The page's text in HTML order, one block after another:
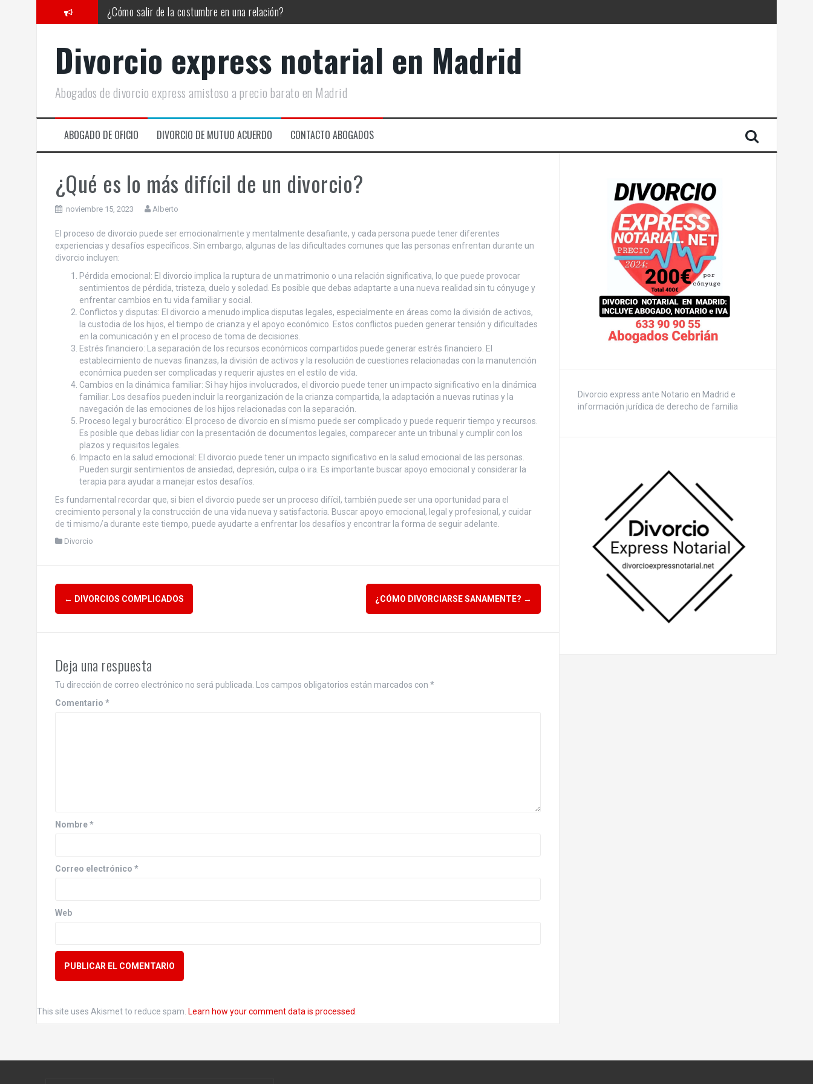
¿Cómo salir de la costumbre en una relación?
Cómo saber si no le atraes sexualmente a tu pareja
¿Cómo saber si tu pareja se está aprovechando de ti?
Mi pareja no está en los malos momentos
Divorcio express notarial en Madrid
Abogados de divorcio express amistoso a precio barato en Madrid
ABOGADO DE OFICIO DIVORCIO DE MUTUO ACUERDO CONTACTO ABOGADOS
¿Qué es lo más difícil de un divorcio?
noviembre 15, 2023 Alberto
El proceso de divorcio puede ser emocionalmente y mentalmente desafiante, y cada persona puede tener diferentes
experiencias y desafíos específicos. Sin embargo, algunas de las dificultades comunes que las personas enfrentan durante un
divorcio incluyen:
Pérdida emocional: El divorcio implica la ruptura de un matrimonio o una relación significativa, lo que puede provocar
sentimientos de pérdida, tristeza, duelo y soledad. Es posible que debas adaptarte a una nueva realidad sin tu cónyuge y
enfrentar cambios en tu vida familiar y social.
Conflictos y disputas: El divorcio a menudo implica disputas legales, especialmente en áreas como la división de activos,
la custodia de los hijos, el tiempo de crianza y el apoyo económico. Estos conflictos pueden generar tensión y dificultades
en la comunicación y en el proceso de toma de decisiones.
Estrés financiero: La separación de los recursos económicos compartidos puede generar estrés financiero. El
establecimiento de nuevas finanzas, la división de activos y la resolución de cuestiones relacionadas con la manutención
económica pueden ser complicadas y requerir ajustes en el estilo de vida.
Cambios en la dinámica familiar: Si hay hijos involucrados, el divorcio puede tener un impacto significativo en la dinámica
familiar. Los desafíos pueden incluir la reorganización de la crianza compartida, la adaptación a nuevas rutinas y la
navegación de las emociones de los hijos relacionadas con la separación.
Proceso legal y burocrático: El proceso de divorcio en sí mismo puede ser complicado y puede requerir tiempo y recursos.
Es posible que debas lidiar con la presentación de documentos legales, comparecer ante un tribunal y cumplir con los
plazos y requisitos legales.
Impacto en la salud emocional: El divorcio puede tener un impacto significativo en la salud emocional de las personas.
Pueden surgir sentimientos de ansiedad, depresión, culpa o ira. Es importante buscar apoyo emocional y considerar la
terapia para ayudar a manejar estos desafíos.
Es fundamental recordar que, si bien el divorcio puede ser un proceso difícil, también puede ser una oportunidad para el
crecimiento personal y la construcción de una vida nueva y satisfactoria. Buscar apoyo emocional, legal y profesional, y cuidar
de ti mismo/a durante este tiempo, puede ayudarte a enfrentar los desafíos y encontrar la forma de seguir adelante.
Divorcio
Navegación
de
← DIVORCIOS COMPLICADOS ¿CÓMO DIVORCIARSE SANAMENTE? →
Deja una respuesta
Tu dirección de correo electrónico no será publicada. Los campos obligatorios están marcados con *
Comentario *
Nombre*
Correo electrónico *
Web
This site uses Akismet to reduce spam. Learn how your comment data is processed
Divorcio express ante Notario en Madrid e
información jurídica de derecho de familia